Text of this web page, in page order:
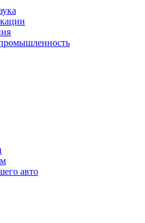
авто